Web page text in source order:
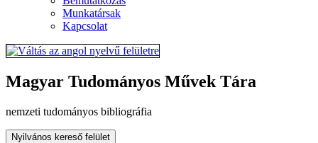
Munkatársak
Kapcsolat
Magyar Tudományos Művek Tára
nemzeti tudományos bibliográfia
Nyilvános kereső felület